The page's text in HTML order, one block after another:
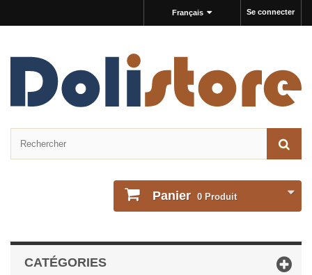
Se connecter
Français
Panier 0 Produit
CATÉGORIES